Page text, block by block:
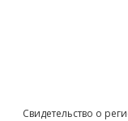
Свидетельство о